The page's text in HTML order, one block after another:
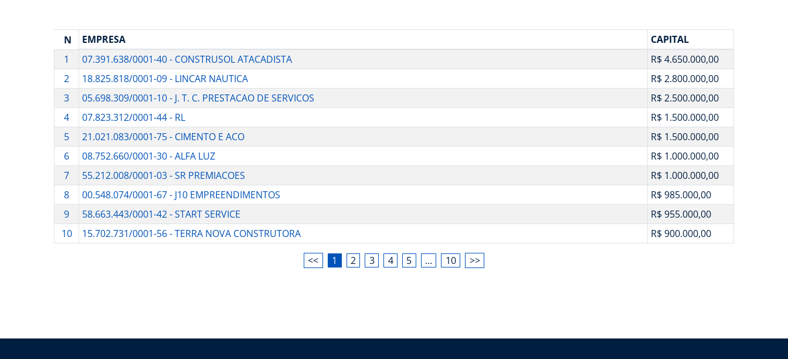
N EMPRESA
CAPITAL
1
07.391.638/0001-40 - CONSTRUSOL ATACADISTA
R$ 4.650.000,00
2
18.825.818/0001-09 - LINCAR NAUTICA
R$ 2.800.000,00
3
05.698.309/0001-10 - J. T. C. PRESTACAO DE SERVICOS
R$ 2.500.000,00
4
07.823.312/0001-44 - RL
R$ 1.500.000,00
5
21.021.083/0001-75 - CIMENTO E ACO
R$ 1.500.000,00
6
08.752.660/0001-30 - ALFA LUZ
R$ 1.000.000,00
7
55.212.008/0001-03 - SR PREMIACOES
R$ 1.000.000,00
8
00.548.074/0001-67 - J10 EMPREENDIMENTOS
R$ 985.000,00
9
58.663.443/0001-42 - START SERVICE
R$ 955.000,00
10
15.702.731/0001-56 - TERRA NOVA CONSTRUTORA R$ 900.000,00
<< 1 2 3 4 5 … 10 >>